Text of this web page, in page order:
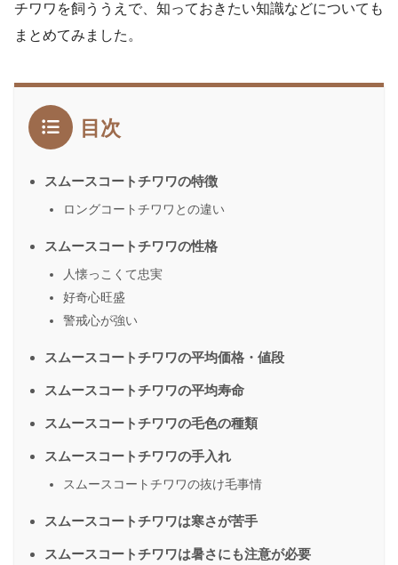
チワワを飼ううえで、知っておきたい知識などについても
まとめてみました。
目次
スムースコートチワワの特徴
ロングコートチワワとの違い
スムースコートチワワの性格
人懐っこくて忠実
好奇心旺盛
警戒心が強い
スムースコートチワワの平均価格・値段
スムースコートチワワの平均寿命
スムースコートチワワの毛色の種類
スムースコートチワワの手入れ
スムースコートチワワの抜け毛事情
スムースコートチワワは寒さが苦手
スムースコートチワワは暑さにも注意が必要